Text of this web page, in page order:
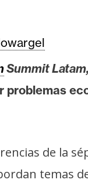
Summit Latam,
problemas
de la
temas